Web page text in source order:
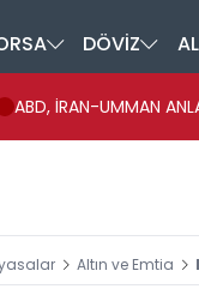
DÖVİZ
ABD, İRAN-UMMAN
Altın ve Emtia